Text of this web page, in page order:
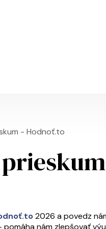
- Hodnoť.to
2026 a povedz
pomáha nám zlepšovať